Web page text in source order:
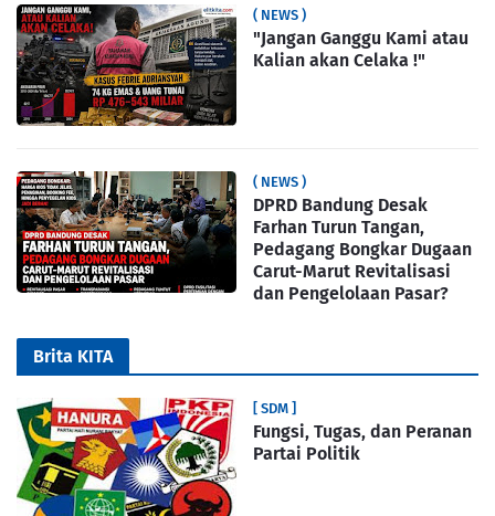
( NEWS )
"Jangan Ganggu Kami atau
Kalian akan Celaka !"
( NEWS )
DPRD Bandung Desak
Farhan Turun Tangan,
Pedagang Bongkar Dugaan
Carut-Marut Revitalisasi
dan Pengelolaan Pasar?
Brita KITA
[ SDM ]
Fungsi, Tugas, dan Peranan
Partai Politik